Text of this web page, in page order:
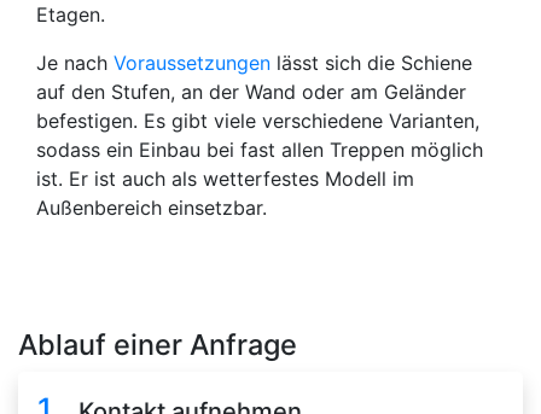
Etagen.
Je nach Voraussetzungen lässt sich die Schiene
auf den Stufen, an der Wand oder am Geländer
befestigen. Es gibt viele verschiedene Varianten,
sodass ein Einbau bei fast allen Treppen möglich
ist. Er ist auch als wetterfestes Modell im
Außenbereich einsetzbar.
Ablauf einer Anfrage